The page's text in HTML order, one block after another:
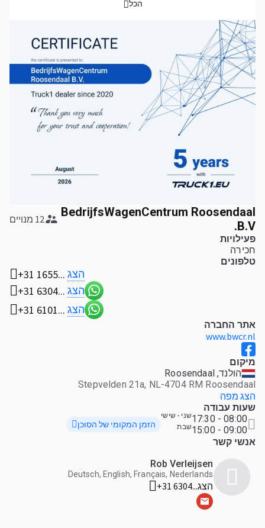
BedrijfsWagenCentrum Roosendaal
B.V.
12 מנויים
פעילויות
חכירה
טלפונים
+31 1655... הצג
+31 6304... הצג
+31 6101... הצג
אתר החברה
www.bwcr.nl
מיקום
הולנד, Roosendaal
Stepvelden 21a, NL-4704 RM Roosendaal
הצג מפה
שעות עבודה
08:00 - 17:30
שני - שישי
09:00 - 15:00 שבת הזמן המקומי של הסוכן
אנשי קשר
Rob Verleijsen
Deutsch, English, Français, Nederlands
+31 6304...הצג
הכל